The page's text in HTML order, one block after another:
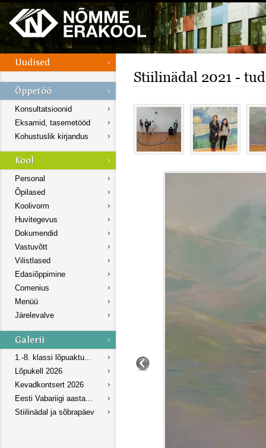
Konsultatsioonid
Eksamid, tasemetööd
Kohustuslik kirjandus
Personal
Õpilased
Koolivorm
Huvitegevus
Dokumendid
Vastuvõtt
Vilistlased
Edasiõppimine
Comenius
Menüü
Järelevalve
1.-8. klassi lõpuaktu...
Lõpukell 2026
Kevadkontsert 2026
Eesti Vabariigi aasta...
Stiilinädal ja sõbrapäev
Stiilinädal 2021 -